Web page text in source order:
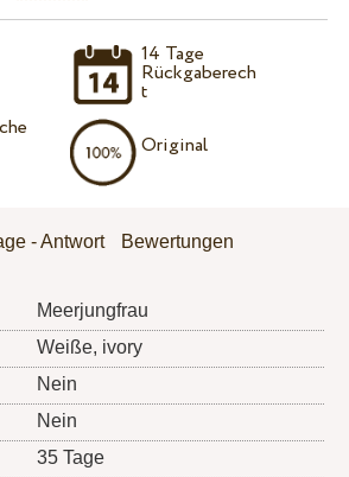
14 Tage
Rückgaberech
t
Original
- Antwort Bewertungen
Meerjungfrau
Weiße, ivory
Nein
Nein
35 Tage